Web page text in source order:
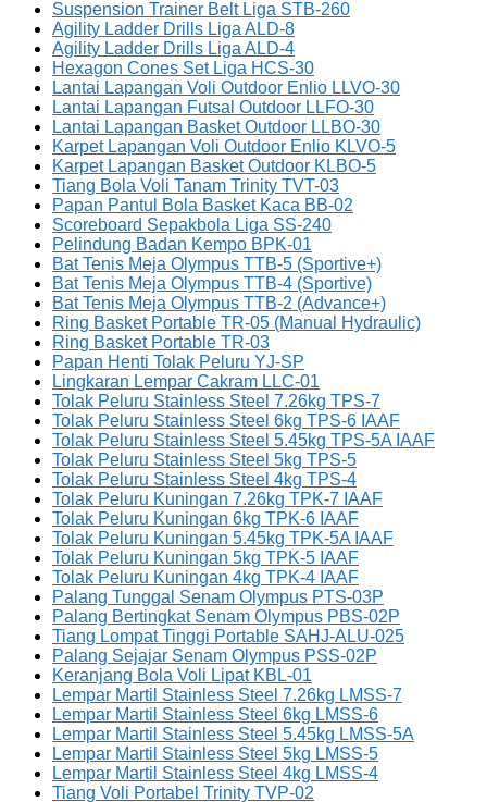
Suspension Trainer Belt Liga STB-260
Agility Ladder Drills Liga ALD-8
Agility Ladder Drills Liga ALD-4
Hexagon Cones Set Liga HCS-30
Lantai Lapangan Voli Outdoor Enlio LLVO-30
Lantai Lapangan Futsal Outdoor LLFO-30
Lantai Lapangan Basket Outdoor LLBO-30
Karpet Lapangan Voli Outdoor Enlio KLVO-5
Karpet Lapangan Basket Outdoor KLBO-5
Tiang Bola Voli Tanam Trinity TVT-03
Papan Pantul Bola Basket Kaca BB-02
Scoreboard Sepakbola Liga SS-240
Pelindung Badan Kempo BPK-01
Bat Tenis Meja Olympus TTB-5 (Sportive+)
Bat Tenis Meja Olympus TTB-4 (Sportive)
Bat Tenis Meja Olympus TTB-2 (Advance+)
Ring Basket Portable TR-05 (Manual Hydraulic)
Ring Basket Portable TR-03
Papan Henti Tolak Peluru YJ-SP
Lingkaran Lempar Cakram LLC-01
Tolak Peluru Stainless Steel 7.26kg TPS-7
Tolak Peluru Stainless Steel 6kg TPS-6 IAAF
Tolak Peluru Stainless Steel 5.45kg TPS-5A IAAF
Tolak Peluru Stainless Steel 5kg TPS-5
Tolak Peluru Stainless Steel 4kg TPS-4
Tolak Peluru Kuningan 7.26kg TPK-7 IAAF
Tolak Peluru Kuningan 6kg TPK-6 IAAF
Tolak Peluru Kuningan 5.45kg TPK-5A IAAF
Tolak Peluru Kuningan 5kg TPK-5 IAAF
Tolak Peluru Kuningan 4kg TPK-4 IAAF
Palang Tunggal Senam Olympus PTS-03P
Palang Bertingkat Senam Olympus PBS-02P
Tiang Lompat Tinggi Portable SAHJ-ALU-025
Palang Sejajar Senam Olympus PSS-02P
Keranjang Bola Voli Lipat KBL-01
Lempar Martil Stainless Steel 7.26kg LMSS-7
Lempar Martil Stainless Steel 6kg LMSS-6
Lempar Martil Stainless Steel 5.45kg LMSS-5A
Lempar Martil Stainless Steel 5kg LMSS-5
Lempar Martil Stainless Steel 4kg LMSS-4
Tiang Voli Portabel Trinity TVP-02